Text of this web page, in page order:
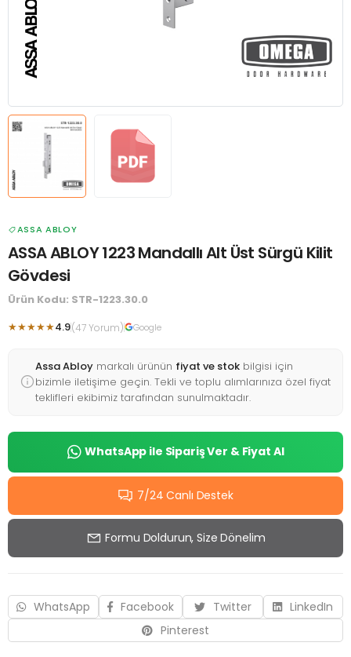
ASSA ABLOY
ASSA ABLOY 1223 Mandallı Alt Üst Sürgü Kilit
Gövdesi
Ürün Kodu: STR-1223.30.0
★★★★★4.9(47 Yorum) Google
Assa Abloy markalı ürünün fiyat ve stok bilgisi için
bizimle iletişime geçin. Tekli ve toplu alımlarınıza özel fiyat
teklifleri ekibimiz tarafından sunulmaktadır.
WhatsApp ile Sipariş Ver & Fiyat Al
7/24 Canlı Destek
Formu Doldurun, Size Dönelim
WhatsApp Facebook Twitter
LinkedIn
Pinterest